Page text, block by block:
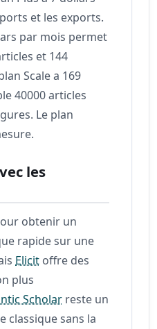
et les exports.
par mois permet
et 144
Scale a 169
40000 articles
Le plan
les
obtenir un
rapide sur une
Elicit offre des
plus
Scholar reste un
classique sans la